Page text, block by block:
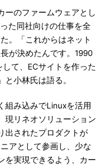
のファームウェアとし
た同社向けの仕事を全
。「これからはネット
が決めたんです。1990
て、ECサイトを作った
小林氏は語る。
み込みでLinuxを活用
現リネオソリューション
出されたプロダクトが
アとして参画し、少な
を実現できるよう、カー